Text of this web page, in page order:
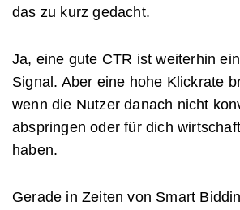
das zu kurz gedacht.
Ja, eine gute CTR ist weiterhin
Signal. Aber eine hohe Klickrate
wenn die Nutzer danach nicht
abspringen oder für dich
haben.
Gerade in Zeiten von Smart